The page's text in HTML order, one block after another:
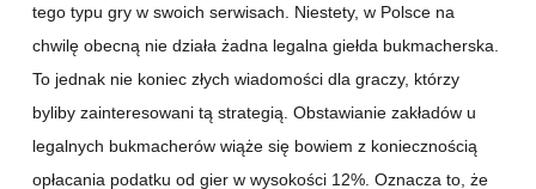
tego typu gry w swoich serwisach. Niestety, w Polsce na
chwilę obecną nie działa żadna legalna giełda bukmacherska.
To jednak nie koniec złych wiadomości dla graczy, którzy
byliby zainteresowani tą strategią. Obstawianie zakładów u
legalnych bukmacherów wiąże się bowiem z koniecznością
opłacania podatku od gier w wysokości 12%. Oznacza to, że